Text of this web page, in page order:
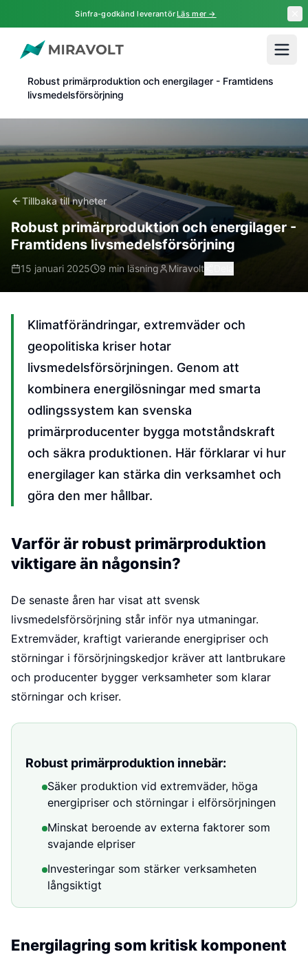
Hoppa till huvudinnehållSinfra-godkänd leverantörLäs mer →
Robust primärproduktion och energilager - Framtidens
livsmedelsförsörjning
Tillbaka till nyheter
Robust primärproduktion och energilager -
Framtidens livsmedelsförsörjning
15 januari 2025 9 min läsning Miravolt
Klimatförändringar, extremväder och
geopolitiska kriser hotar
livsmedelsförsörjningen. Genom att
kombinera energilösningar med smarta
odlingssystem kan svenska
primärproducenter bygga motståndskraft
och säkra produktionen. Här förklarar vi hur
energilager kan stärka din verksamhet och
göra den mer hållbar.
Varför är robust primärproduktion
viktigare än någonsin?
De senaste åren har visat att svensk
livsmedelsförsörjning står inför nya utmaningar.
Extremväder, kraftigt varierande energipriser och
störningar i försörjningskedjor kräver att lantbrukare
och producenter bygger verksamheter som klarar
störningar och kriser.
Robust primärproduktion innebär:
Säker produktion vid extremväder, höga
energipriser och störningar i elförsörjningen
Minskat beroende av externa faktorer som
svajande elpriser
Investeringar som stärker verksamheten
långsiktigt
Energilagring som kritisk komponent